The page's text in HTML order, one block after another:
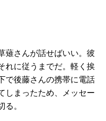
薙さんが話せばいい。彼
れに従うまでだ。軽く挨
で後藤さんの携帯に電話
しまったため、メッセー
る。